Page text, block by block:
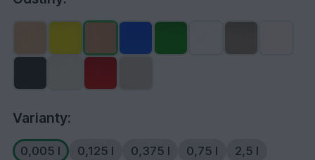
Varianty:
0,005 l 0,125 l 0,375 l 0,75 l 2,5 l